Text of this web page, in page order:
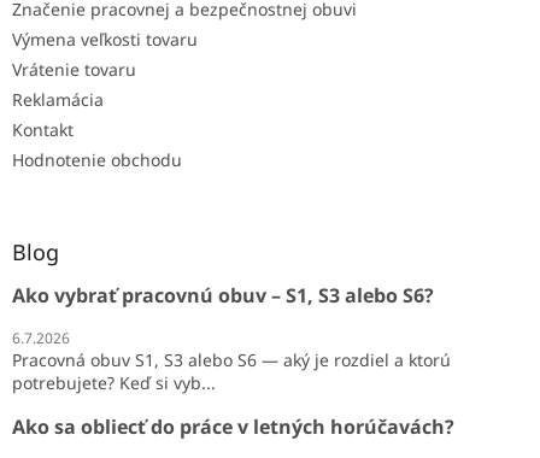
Značenie pracovnej a bezpečnostnej obuvi
Výmena veľkosti tovaru
Vrátenie tovaru
Reklamácia
Kontakt
Hodnotenie obchodu
Blog
Ako vybrať pracovnú obuv – S1, S3 alebo S6?
6.7.2026
Pracovná obuv S1, S3 alebo S6 — aký je rozdiel a ktorú
potrebujete? Keď si vyb...
Ako sa obliecť do práce v letných horúčavách?